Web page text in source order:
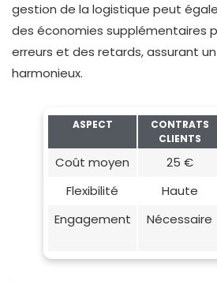
gestion de la logistique peut
des économies supplémentaires
erreurs et des retards, assurant
harmonieux.
ASPECT
CONTRATS
CLIENTS
Coût moyen 25 €
Flexibilité
Haute
Engagement
Nécessaire